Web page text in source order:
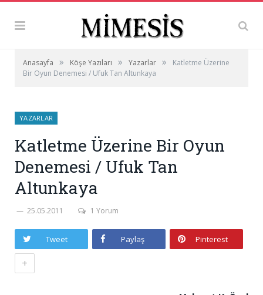
Anasayfa » Köşe Yazıları » Yazarlar »
Katletme Üzerine
Bir Oyun Denemesi / Ufuk Tan Altunkaya
YAZARLAR
Katletme Üzerine Bir Oyun
Denemesi / Ufuk Tan
Altunkaya
25.05.2011 1 Yorum
Tweet Paylaş Pinterest
+